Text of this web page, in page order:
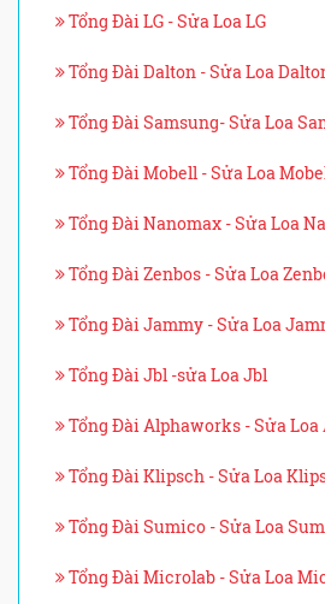
Tổng Đài LG - Sửa Loa LG
Tổng Đài Dalton - Sửa Loa
Tổng Đài Samsung- Sửa Loa
Tổng Đài Mobell - Sửa Loa
Tổng Đài Nanomax - Sửa Loa
Tổng Đài Zenbos - Sửa Loa
Tổng Đài Jammy - Sửa Loa
Tổng Đài Jbl -sửa Loa Jbl
Tổng Đài Alphaworks - Sửa
Tổng Đài Klipsch - Sửa Loa
Tổng Đài Sumico - Sửa Loa
Tổng Đài Microlab - Sửa Loa